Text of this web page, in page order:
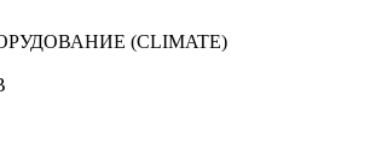
(CLIMATE)